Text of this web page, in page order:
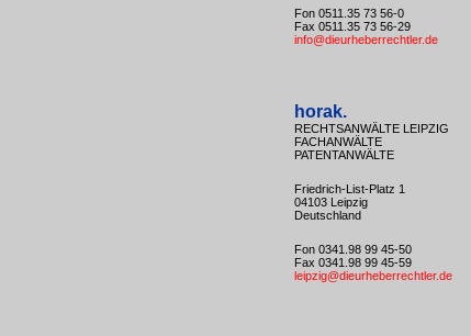
Fon 0511.35 73 56-0
Fax 0511.35 73 56-29
info@dieurheberrechtler.de
horak.
RECHTSANWÄLTE LEIPZIG
FACHANWÄLTE
PATENTANWÄLTE
Friedrich-List-Platz 1
04103 Leipzig
Deutschland
Fon 0341.98 99 45-50
Fax 0341.98 99 45-59
leipzig@dieurheberrechtler.de